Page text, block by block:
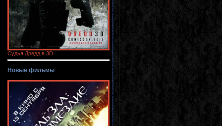
Судья Дредд в 3D
Новые фильмы